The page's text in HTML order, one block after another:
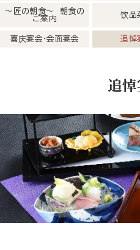
～匠の朝食～ 朝食の
ご案内
饮品
喜庆宴会・会面宴会 追悼
追